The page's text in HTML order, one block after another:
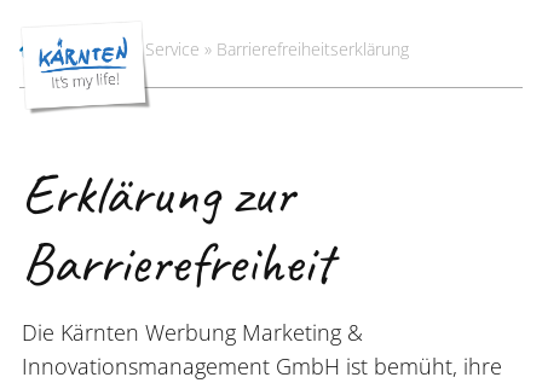
Startseite »Service » Barrierefreiheitserklärung
Erklärung zur
Barrierefreiheit
Die Kärnten Werbung Marketing &
Innovationsmanagement GmbH ist bemüht, ihre